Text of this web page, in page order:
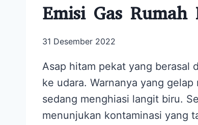
Emisi Gas Rumah
31 Desember 2022
Asap hitam pekat yang berasal
ke udara. Warnanya yang
sedang menghiasi langit biru.
menunjukan kontaminasi yang